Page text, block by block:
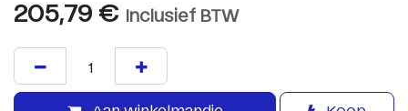
205,79 € Inclusief BTW